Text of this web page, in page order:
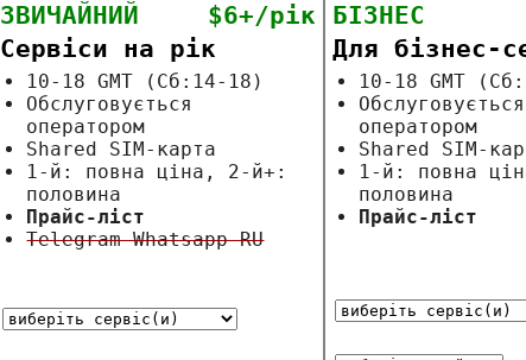
ЗВИЧАЙНИЙ
$6+/рік
Сервіси на рік
10-18 GMT (Сб:14-18)
Обслуговується
оператором
Shared SIM-карта
1-й: повна ціна, 2-й+:
половина
Прайс-ліст
Telegram Whatsapp RU
БІЗНЕС
Для бізнес-
10-18 GMT
Обслуговується
оператором
Shared SIM-
1-й: повна
половина
Прайс-ліст